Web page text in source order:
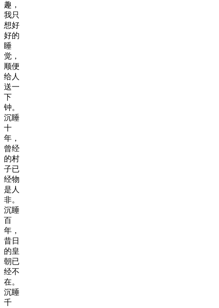
趣，
我只
想好
好的
睡
觉，
顺便
给人
送一
下
钟。
沉睡
十
年，
曾经
的村
子已
经物
是人
非。
沉睡
百
年，
昔日
的皇
朝已
经不
在。
沉睡
千